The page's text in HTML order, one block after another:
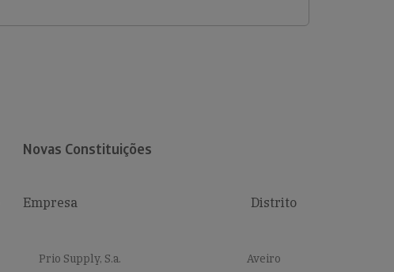
Novas Constituições
Empresa Distrito
Prio Supply, S.a. Aveiro